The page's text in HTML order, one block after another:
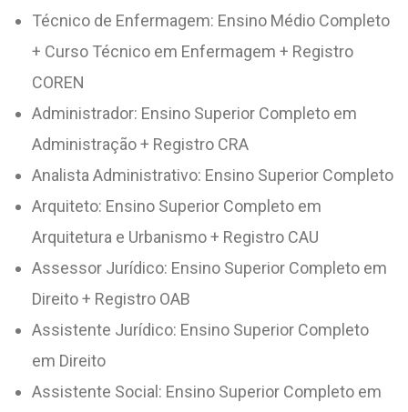
Técnico de Enfermagem: Ensino Médio Completo
+ Curso Técnico em Enfermagem + Registro
COREN
Administrador: Ensino Superior Completo em
Administração + Registro CRA
Analista Administrativo: Ensino Superior Completo
Arquiteto: Ensino Superior Completo em
Arquitetura e Urbanismo + Registro CAU
Assessor Jurídico: Ensino Superior Completo em
Direito + Registro OAB
Assistente Jurídico: Ensino Superior Completo
em Direito
Assistente Social: Ensino Superior Completo em